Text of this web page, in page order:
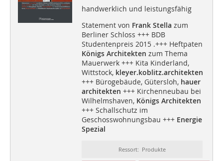
handwerklich und leistungsfähig
Statement von Frank Stella zum
Berliner Schloss +++ BDB
Studentenpreis 2015 .+++ Heftpaten
Königs Architekten zum Thema
Mauerwerk +++ Kita Kinderland,
Wittstock, kleyer.koblitz.architekten
+++ Bürogebäude, Gütersloh, hauer
architekten +++ Kirchenneubau bei
Wilhelmshaven, Königs Architekten
+++ Schallschutz im
Geschosswohnungsbau +++ Energie
Spezial
Ressort: Produkte